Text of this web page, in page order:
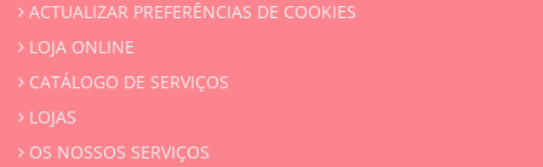
ACTUALIZAR PREFERÊNCIAS DE COOKIES
LOJA ONLINE
CATÁLOGO DE SERVIÇOS
LOJAS
OS NOSSOS SERVIÇOS